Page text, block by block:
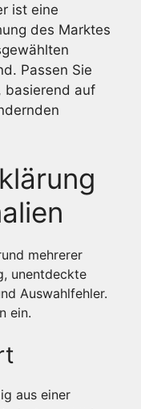
ist eine
des Marktes
Passen Sie
basierend auf
mehrerer
unentdeckte
Auswahlfehler.
ein.
aus einer